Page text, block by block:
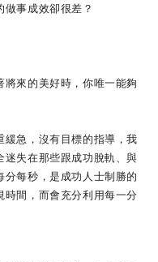
事成效卻很差？
來的美好時，你唯一能夠
急，沒有目標的指導，我
迷失在那些跟成功脫軌、與
每秒，是成功人士制勝的
時間，而會充分利用每一分